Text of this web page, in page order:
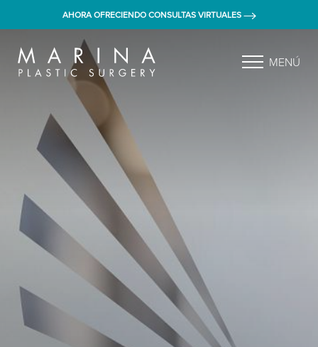
AHORA OFRECIENDO CONSULTAS VIRTUALES
MENÚ